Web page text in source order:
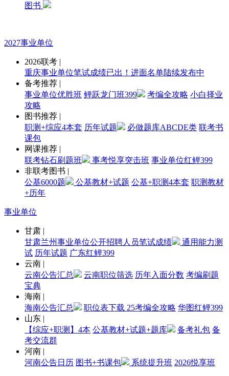
图书
2027事业单位
2026联考 |
重庆事业单位笔试成绩已出！进面名单陆续发布中
备考推荐 |
事业单位优胜班 鲤跃龙门班399 考编全攻略 小白择业
攻略
图书推荐 |
职测+综应4本套 历年试题 必做题库ABCDE类 联考书
课包
网课推荐 |
联考钻石刷题班
事考悦享突击班 事业单位红鲤399
非联考图书 |
公基6000题
公基教材+试题 公基+职测4本套 职测教材
+历年
事业单位
甘肃 |
甘肃兰州事业单位公开招聘人员笔试成绩
通用能力测
试 历年试题 广东红鲤399
云南 |
云南公告汇总
云南职位筛选 历年入面分数 考编刷题
宝典
海南 |
海南公告汇总
职位表下载 25考编全攻略 华图红鲤399
山东 |
【综应+职测】4本 公基教材+试题+题库 备考礼包 备
考交流群
河南 |
河南公告日历 图书+书课包 系统提升班 2026悦享班